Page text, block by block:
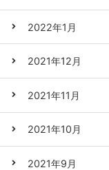
2022年1月
2021年12月
2021年11月
2021年10月
2021年9月